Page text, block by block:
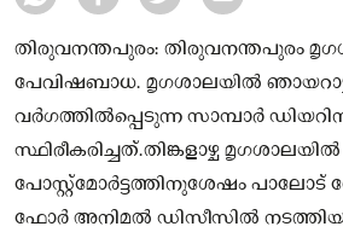
തിരുവനന്തപുരം: തിരുവനന്തപുരം
പേവിഷബാധ. മൃഗശാലയിൽ
വർഗത്തില്‍പ്പെടുന്ന സാമ്പാർ
സ്ഥിരീകരിച്ചത്.തിങ്കളാഴ്ച
പോസ്റ്റ്‍മോർട്ടത്തിനുശേഷം പാലോട്
ഫോർ അനിമൽ ഡിസീസിൽ നടത്തിയ